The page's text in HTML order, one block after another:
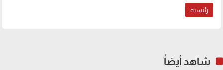
رئيسية
شاهد أيضاً